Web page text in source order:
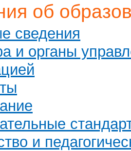
об
сведения
и органы
и